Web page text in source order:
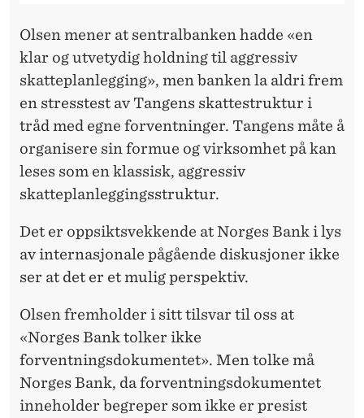
Olsen mener at sentralbanken hadde «en
klar og utvetydig holdning til aggressiv
skatteplanlegging», men banken la aldri frem
en stresstest av Tangens skattestruktur i
tråd med egne forventninger. Tangens måte å
organisere sin formue og virksomhet på kan
leses som en klassisk, aggressiv
skatteplanleggingsstruktur.
Det er oppsiktsvekkende at Norges Bank i lys
av internasjonale pågående diskusjoner ikke
ser at det er et mulig perspektiv.
Olsen fremholder i sitt tilsvar til oss at
«Norges Bank tolker ikke
forventningsdokumentet». Men tolke må
Norges Bank, da forventningsdokumentet
inneholder begreper som ikke er presist